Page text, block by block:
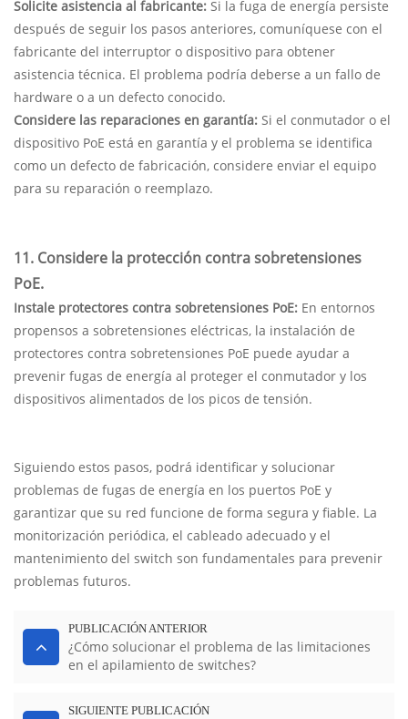
Solicite asistencia al fabricante: Si la fuga de energía persiste
después de seguir los pasos anteriores, comuníquese con el
fabricante del interruptor o dispositivo para obtener
asistencia técnica. El problema podría deberse a un fallo de
hardware o a un defecto conocido.
Considere las reparaciones en garantía: Si el conmutador o el
dispositivo PoE está en garantía y el problema se identifica
como un defecto de fabricación, considere enviar el equipo
para su reparación o reemplazo.
11. Considere la protección contra sobretensiones
PoE.
Instale protectores contra sobretensiones PoE: En entornos
propensos a sobretensiones eléctricas, la instalación de
protectores contra sobretensiones PoE puede ayudar a
prevenir fugas de energía al proteger el conmutador y los
dispositivos alimentados de los picos de tensión.
Siguiendo estos pasos, podrá identificar y solucionar
problemas de fugas de energía en los puertos PoE y
garantizar que su red funcione de forma segura y fiable. La
monitorización periódica, el cableado adecuado y el
mantenimiento del switch son fundamentales para prevenir
problemas futuros.
PUBLICACIÓN ANTERIOR
¿Cómo solucionar el problema de las limitaciones
en el apilamiento de switches?
SIGUIENTE PUBLICACIÓN